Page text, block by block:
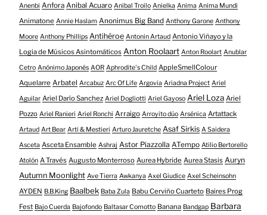
Anenbi Anfora Anibal Acuaro Anibal Troilo Anielka Anima Anima Mundi
Animatone Annie Haslam Anonimus Big Band Anthony Garone Anthony
Moore Anthony Phillips Antihéroe Antonin Artaud Antonio Viñayo y la
Logia de Músicos Asintomáticos Anton Roolaart Anton Roolart Anublar
Cetro Anónimo Japonés AOR Aphrodite's Child AppleSmellColour
Aquelarre Arbatel Arcabuz Arc Of Life Argovia Ariadna Project Ariel
Aguilar Ariel Darío Sanchez Ariel Dogliotti Ariel Gayoso Ariel Loza Ariel
Pozzo Ariel Ranieri Ariel Ronchi Arraigo Arroyito dúo Arsénica Artattack
Artaud Art Bear Arti & Mestieri Arturo Jauretche Asaf Sirkis A Saidera
Asceta Asceta Ensamble Ashraj Astor Piazzolla ATempo Atilio Bertorello
Atolón A Través Augusto Monterroso Aurea Hybride Aurea Stasis Auryn
Autumn Moonlight Ave Tierra Awkanya Axel Giudice Axel Scheinsohn
AYDEN B.B.King Baalbek Baba Zula Babu Cerviño Cuarteto Baires Prog
Fest Bajo Cuerda Bajofondo Baltasar Comotto Banana Bandgap Barbara